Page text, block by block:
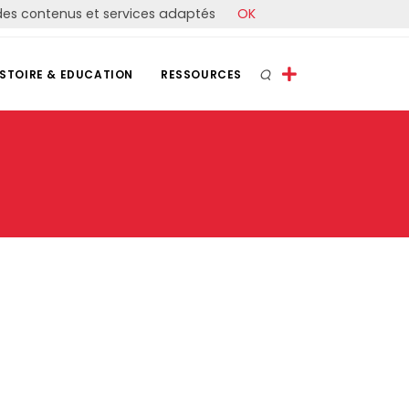
& EDUCATION RESSOURCES
contenus et services adaptés OK